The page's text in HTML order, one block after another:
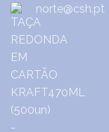
norte@csh.pt